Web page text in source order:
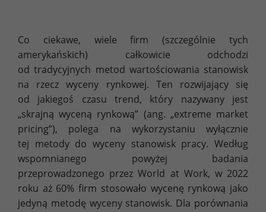
Co ciekawe, wiele firm (szczególnie tych
amerykańskich) całkowicie odchodzi
od tradycyjnych metod wartościowania stanowisk
na rzecz wyceny rynkowej. Ten rozwijający się
od jakiegoś czasu trend, który nazywany jest
„skrajną wyceną rynkową” (ang. „extreme market
pricing”), polega na wykorzystaniu wyłącznie
tej metody do wyceny stanowisk pracy. Według
wspomnianego powyżej badania
przeprowadzonego przez World at Work, w 2022
roku aż 60% firm stosowało wycenę rynkową jako
jedyną metodę wyceny stanowisk. Dla porównania